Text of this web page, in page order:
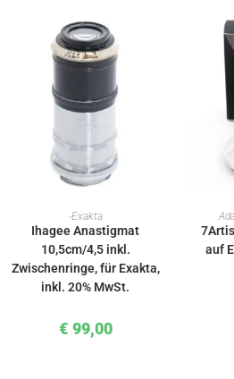
IN DEN WARENKORB
-Exakta
Ihagee Anastigmat
10,5cm/4,5 inkl.
Zwischenringe, für Exakta,
inkl. 20% MwSt.
€ 99,00
auf